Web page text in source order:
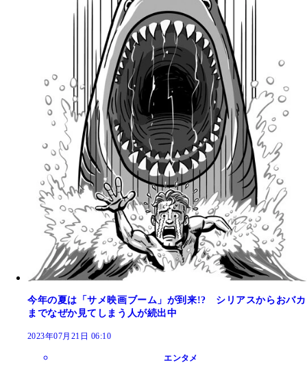
今年の夏は「サメ映画ブーム」が到来!? シリアスからおバカ
までなぜか見てしまう人が続出中
2023年07月21日 06:10
エンタメ